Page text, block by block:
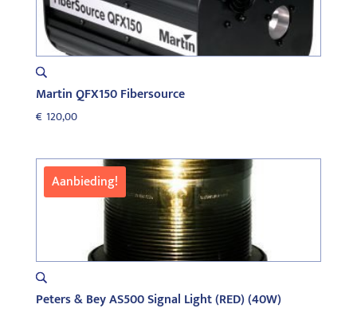
Martin QFX150 Fibersource
€ 120,00
Aanbieding!
Peters & Bey AS500 Signal Light (RED) (40W)